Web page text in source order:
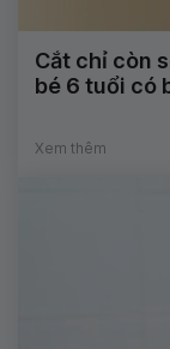
Cắt chỉ còn
bé 6 tuổi có
Xem thêm